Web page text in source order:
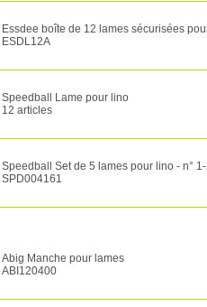
Essdee boîte de 12 lames sécurisées
ESDL12A
Speedball Lame pour lino
12 articles
Speedball Set de 5 lames pour lino - n°
SPD004161
Abig Manche pour lames
ABI120400